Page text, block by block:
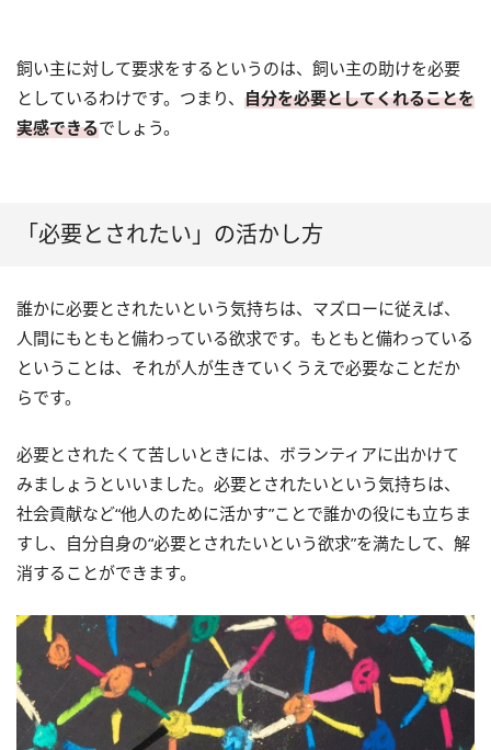
飼い主に対して要求をするというのは、飼い主の助けを必要
としているわけです。つまり、 自分を必要としてくれることを
実感できるでしょう。
「必要とされたい」の活かし方
誰かに必要とされたいという気持ちは、マズローに従えば、
人間にもともと備わっている欲求です。もともと備わっている
ということは、それが人が生きていくうえで必要なことだか
らです。
必要とされたくて苦しいときには、ボランティアに出かけて
みましょうといいました。必要とされたいという気持ちは、
社会貢献など“他人のために活かす”ことで誰かの役にも立ちま
すし、自分自身の“必要とされたいという欲求”を満たして、解
消することができます。